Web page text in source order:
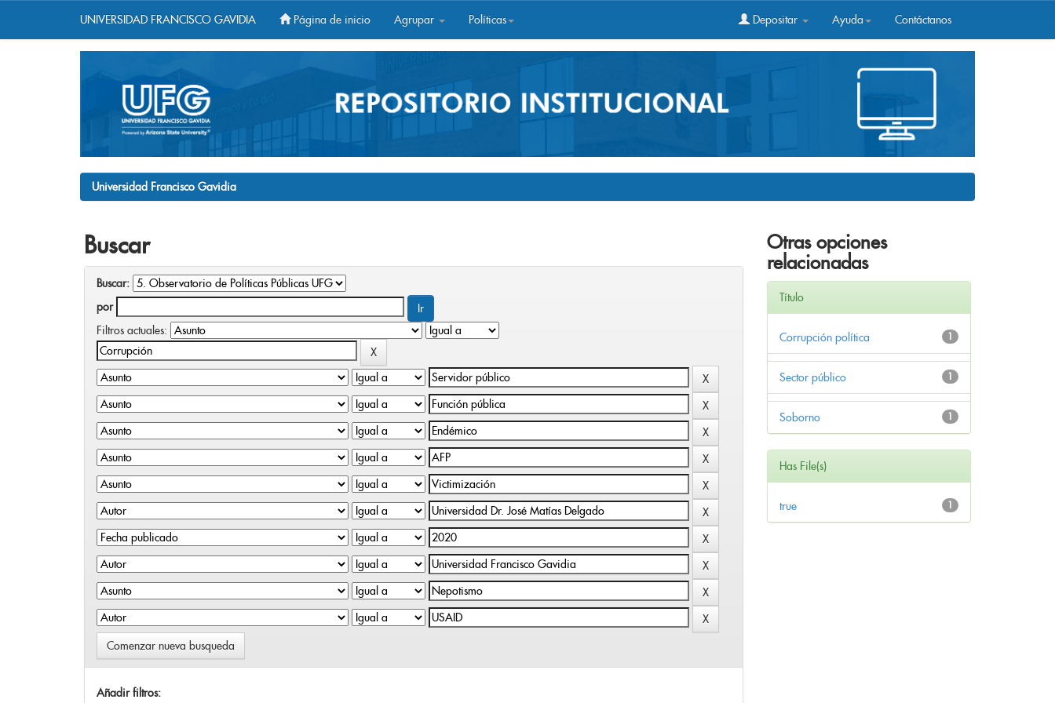
UNIVERSIDAD FRANCISCO GAVIDIA Página de inicio Agrupar Políticas Depositar Ayuda Contáctanos
Universidad Francisco Gavidia
Buscar
Buscar:
por
Filtros actuales:
Comenzar nueva busqueda
Añadir filtros:
Otras opciones
relacionadas
Título
1
Corrupción política
1
Sector público
1
Soborno
Has File(s)
1
true